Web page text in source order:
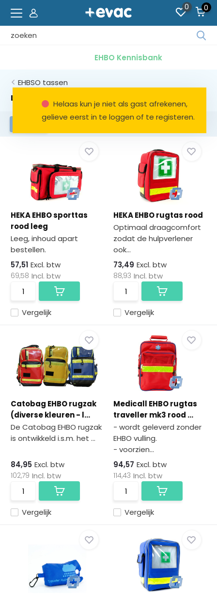
0 0
EHBO Kennisbank
Helaas kun je niet als gast afrekenen,
gelieve eerst in te loggen of te registeren.
EHBSO tassen
Leeg
Filters Gevuld
HEKA EHBO sporttas
rood leeg
Leeg, inhoud apart
bestellen.
Vergelijk
57,51 Excl. btw
69,58 Incl. btw
HEKA EHBO rugtas rood
Optimaal draagcomfort
zodat de hulpverlener
ook...
Vergelijk
73,49 Excl. btw
88,93 Incl. btw
Catobag EHBO rugzak
(diverse kleuren - l...
De Catobag EHBO rugzak
is ontwikkeld i.s.m. het ...
Vergelijk
84,95 Excl. btw
102,79 Incl. btw
Medicall EHBO rugtas
traveller mk3 rood ...
- wordt geleverd zonder
EHBO vulling.
- voorzien...
Vergelijk
94,57 Excl. btw
114,43 Incl. btw